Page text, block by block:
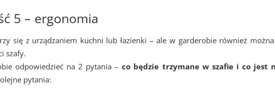
5 – ergonomia
się z urządzaniem kuchni lub łazienki – ale w garderobie również
szafy.
odpowiedzieć na 2 pytania –co będzie trzymane w szafie i co jest
pytania: